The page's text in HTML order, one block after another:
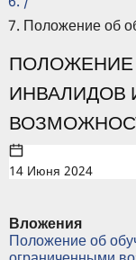
Положение об
ПОЛОЖЕНИЕ
ИНВАЛИДОВ
14 Июня 2024
Вложения
Положение об